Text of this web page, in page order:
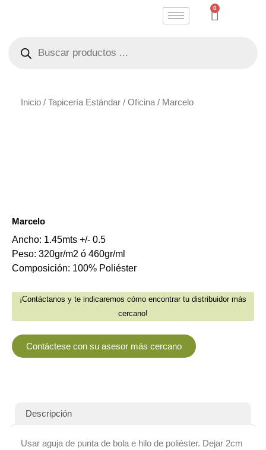
0
Carrito
productos
Marcelo
Ancho: 1.45mts +/- 0.5
Peso: 320gr/m2 ó 460gr/ml
Composición: 100% Poliéster
¡Contáctanos y te indicaremos cómo encontrar tu distribuidor más
cercano!
Contáctese con su asesor más cercano
Inicio / Tapicería Estándar / Oficina / Marcelo
Descripción
Usar aguja de punta de bola e hilo de poliéster. Dejar 2cm